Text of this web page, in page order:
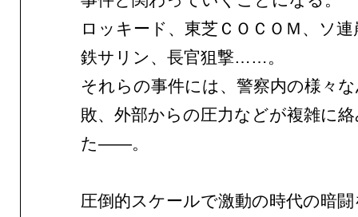
ロッキード、東芝ＣＯＣＯＭ、ソ
鉄サリン、長官狙撃……。
それらの事件には、警察内の様々
敗、外部からの圧力などが複雑に
た——。
圧倒的スケールで激動の時代の暗